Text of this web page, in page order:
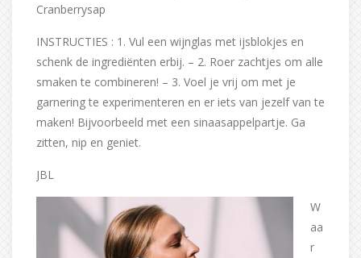
Cranberrysap
INSTRUCTIES : 1. Vul een wijnglas met ijsblokjes en
schenk de ingrediënten erbij. – 2. Roer zachtjes om alle
smaken te combineren! – 3. Voel je vrij om met je
garnering te experimenteren en er iets van jezelf van te
maken! Bijvoorbeeld met een sinaasappelpartje. Ga
zitten, nip en geniet.
JBL
W
aa
r